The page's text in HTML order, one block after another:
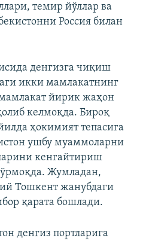
темир йўллар ва
Россия билан
денгизга чиқиш
икки мамлакатнинг
йирик жаҳон
келмоқда. Бироқ
ҳокимият тепасига
ушбу муаммоларни
кенгайтириш
Жумладан,
Тошкент жанубдаги
қарата бошлади.
денгиз портларига